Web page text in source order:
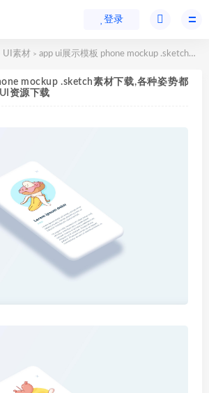
登录
UI素材 > app ui展示模板 phone mockup .sketch素材下载,各种姿势都有，UI素材下载，UI资源下载
mockup .sketch素材下载,各种姿势都
资源下载